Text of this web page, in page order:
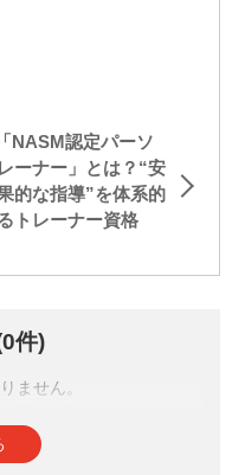
NASM認定パーソ
ーナー」とは？“安
的な指導”を体系的
トレーナー資格
件)
ません。